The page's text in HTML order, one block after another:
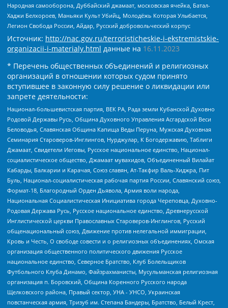
Народная самооборона, Дуббайский джамаат, московская ячейка, Батал-
Хаджи Белхороев, Маньяки Культ Убийц, Молодёжь Которая Улыбается,
Легион Свобода России, Айдар, Русский добровольческий корпус
Источник: http://nac.gov.ru/terroristicheskie-i-ekstremistskie-
organizacii-i-materialy.html данные на 16.11.2023
* Перечень общественных объединений и религиозных
организаций в отношении которых судом принято
вступившее в законную силу решение о ликвидации или
запрете деятельности:
Национал-большевистская партия, ВЕК РА, Рада земли Кубанской Духовно
Родовой Державы Русь, Община Духовного Управления Асгардской Веси
Беловодья, Славянская Община Капища Веды Перуна, Мужская Духовная
Семинария Староверов-Инглингов, Нурджулар, К Богодержавию, Таблиги
Джамаат, Свидетели Иеговы, Русское национальное единство, Национал-
социалистическое общество, Джамаат мувахидов, Объединенный Вилайат
Кабарды, Балкарии и Карачая, Союз славян, Ат-Такфир Валь-Хиджра, Пит
Буль, Национал-социалистическая рабочая партия России, Славянский союз,
Формат-18, Благородный Орден Дьявола, Армия воли народа,
Национальная Социалистическая Инициатива города Череповца, Духовно-
Родовая Держава Русь, Русское национальное единство, Древнерусской
Инглистической церкви Православных Староверов-Инглингов, Русский
общенациональный союз, Движение против нелегальной иммиграции,
Кровь и Честь, О свободе совести и о религиозных объединениях, Омская
организация общественного политического движения Русское
национальное единство, Северное Братство, Клуб Болельщиков
Футбольного Клуба Динамо, Файзрахманисты, Мусульманская религиозная
организация п. Боровский, Община Коренного Русского народа
Щелковского района, Правый сектор, УНА - УНСО, Украинская
повстанческая армия, Тризуб им. Степана Бандеры, Братство, Белый Крест,